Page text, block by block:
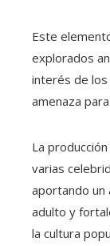
Este
explorados
interés de los
amenaza
La
varias
aportando un
adulto y
la cultura